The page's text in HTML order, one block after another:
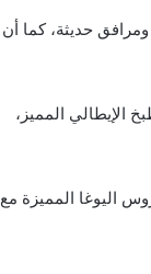
حديثة، كما أن
الإيطالي المميز،
اليوغا المميزة مع